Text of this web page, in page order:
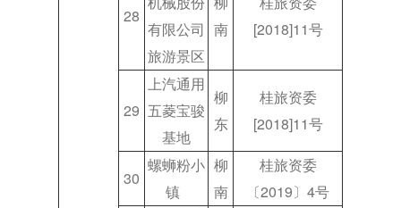
28
有限公司
旅游景区
南
[2018]11号
29
上汽通用
五菱宝骏
基地
柳
东
桂旅资委
[2018]11号
30
螺蛳粉小
镇
柳
南
桂旅资委
〔2019〕4号